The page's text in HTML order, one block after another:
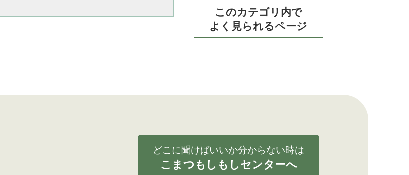
このカテゴリ内で
よく見られるページ
どこに聞けばいいか分からない時は
こまつもしもしセンターへ